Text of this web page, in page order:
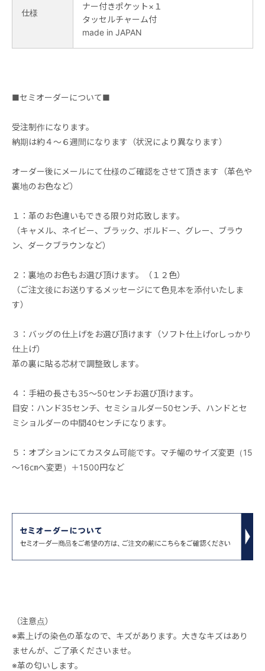
仕様
ナー付きポケット×１
タッセルチャーム付
made in JAPAN
■セミオーダーについて■
受注制作になります。
納期は約４～６週間になります（状況により異なります）
オーダー後にメールにて仕様のご確認をさせて頂きます（革色や
裏地のお色など）
１：革のお色違いもできる限り対応致します。
（キャメル、ネイビー、ブラック、ボルドー、グレー、ブラウ
ン、ダークブラウンなど）
２：裏地のお色もお選び頂けます。（１２色）
（ご注文後にお送りするメッセージにて色見本を添付いたしま
す）
３：バッグの仕上げをお選び頂けます（ソフト仕上げorしっかり
仕上げ）
革の裏に貼る芯材で調整致します。
４：手紐の長さも35～50センチお選び頂けます。
目安：ハンド35センチ、セミショルダー50センチ、ハンドとセ
ミショルダーの中間40センチになります。
５：オプションにてカスタム可能です。マチ幅のサイズ変更（15
～16㎝へ変更）＋1500円など
（注意点）
※素上げの染色の革なので、キズがあります。大きなキズはあり
ませんが、ご了承くださいませ。
※革の匂いします。